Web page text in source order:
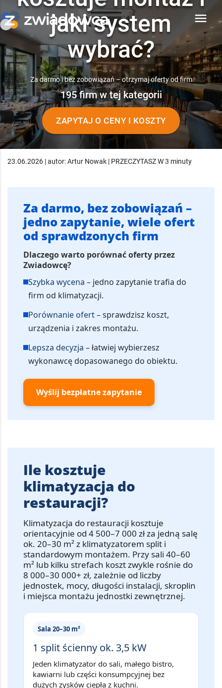
menu
jaki system
wybrać?
Za darmo i bez zobowiązań – otrzymaj oferty od firm
195 firm w tej kategorii
ZAPYTAJ O CENY I KOSZTY
23.06.2026 | autor: Artur Nowak | PRZECZYTASZ W 3 minuty
Za darmo, bez zobowiązań –
jedno zapytanie, wiele ofert
od sprawdzonych firm
Dlaczego warto porównać oferty przez
Zwiadowcę?
Szybka wycena – jedno zapytanie trafia do
firm od klimatyzacji.
Porównanie ofert– sprawdzisz koszt,
urządzenia i zakres montażu.
Lepsza decyzja – łatwiej wybierzesz
wykonawcę dopasowanego do obiektu.
Wyślij bezpłatne zapytanie
Ile kosztuje
klimatyzacja do
restauracji?
Klimatyzacja do restauracji kosztuje
orientacyjnie od 4 500–7 000 złza jedną salę
ok. 20–30 m²z klimatyzatorem split i
standardowym montażem. Przy sali 40–60
m² lub kilku strefach koszt zwykle rośnie do
8 000–30 000+ zł, zależnie od liczby
jednostek, mocy, długości instalacji, skroplin
i miejsca montażu jednostki zewnętrznej.
Sala 20–30 m²
1 split ścienny ok. 3,5 kW
Jeden klimatyzator do sali, małego bistro,
kawiarni lub części konsumpcyjnej bez
dużych zysków ciepła z kuchni.